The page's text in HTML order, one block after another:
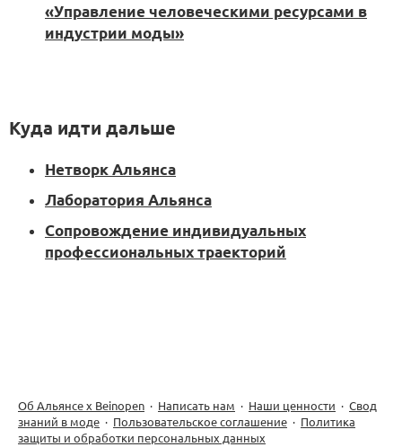
«Управление человеческими ресурсами в
индустрии моды»
Куда идти дальше
Нетворк Альянса
Лаборатория Альянса
Сопровождение индивидуальных
профессиональных траекторий
Об Альянсе х Beinopen · Написать нам · Наши ценности · Свод
знаний в моде · Пользовательское соглашение · Политика
защиты и обработки персональных данных